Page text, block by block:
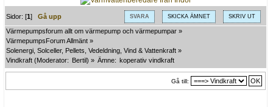
SVARA SKICKA ÄMNET SKRIV UT
Sidor: [1]Gå upp
Värmepumpsforum allt om värmepump och värmepumpar »
VärmepumpsForum Allmänt »
Solenergi, Solceller, Pellets, Vedeldning, Vind & Vattenkraft »
Vindkraft (Moderator: Bertil) » Ämne: koperativ vindkraft
Gå till: